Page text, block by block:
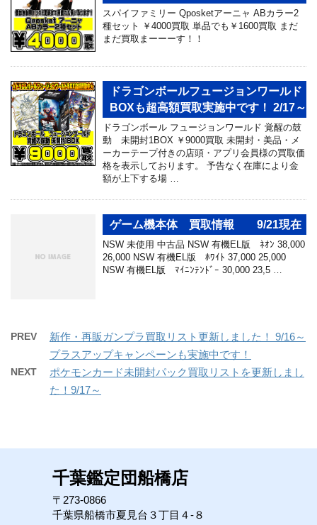
スパイファミリー Qposketアーニャ ABカラー2
種セット ￥4000買取 単品でも￥1600買取 まだ
まだ買取まーーーす！！
ドラゴンボールフュージョンワールド
BOXも超高額買取実施中です！ 2/17～
ドラゴンボール フュージョンワールド 覚醒の鼓
動 未開封1BOX ￥9000買取 未開封・美品・メ
ーカーテープ付きの店頭・アプリ会員様の買取価
格を表示しております。 予告なく在庫により金
額が上下する場 …
ゲーム機本体 買取情報 9/21現在
NSW 未使用 中古品 NSW 有機EL版 ﾈｵﾝ 38,000
26,000 NSW 有機EL版 ﾎﾜｲﾄ 37,000 25,000
NSW 有機EL版 ﾏｲﾆﾝﾃﾝﾄﾞｰ 30,000 23,5 …
PREV
新作・再販ガンプラ買取リスト更新しました！ 9/16～
プラスアップキャンペーンも実施中です！
NEXT
ポケモンカード未開封パック買取リストを更新しまし
た！9/17～
千葉鑑定団船橋店
〒273-0866
千葉県船橋市夏見台３丁目４-８